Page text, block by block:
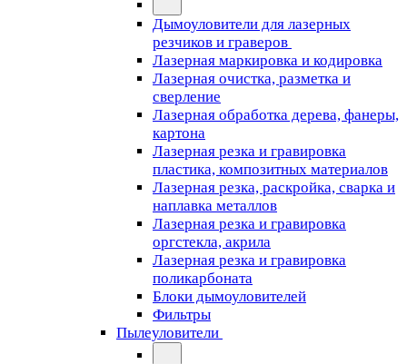
Дымоуловители для лазерных
резчиков и граверов
Лазерная маркировка и кодировка
Лазерная очистка, разметка и
сверление
Лазерная обработка дерева, фанеры,
картона
Лазерная резка и гравировка
пластика, композитных материалов
Лазерная резка, раскройка, сварка и
наплавка металлов
Лазерная резка и гравировка
оргстекла, акрила
Лазерная резка и гравировка
поликарбоната
Блоки дымоуловителей
Фильтры
Пылеуловители